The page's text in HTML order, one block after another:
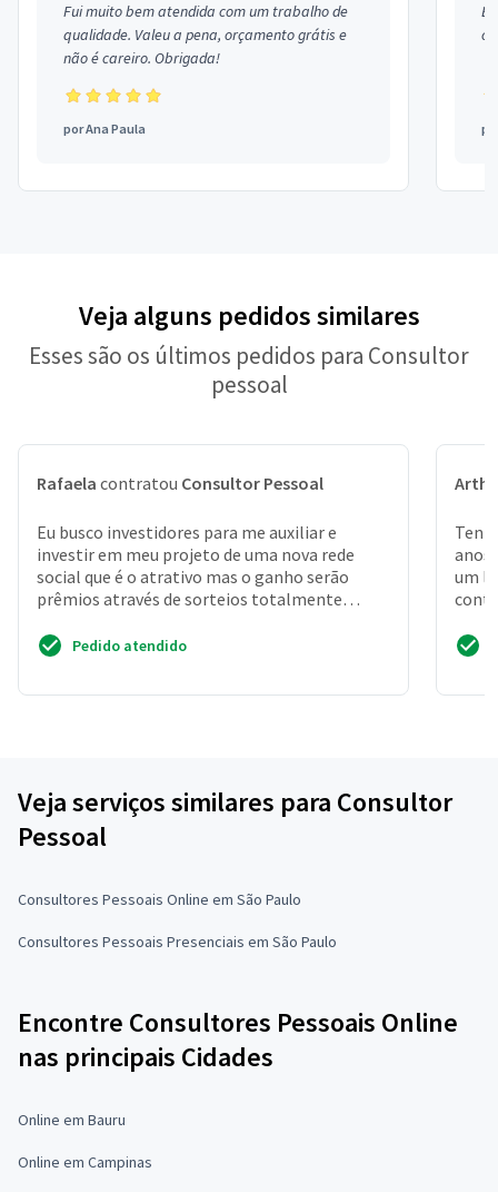
Fui muito bem atendida com um trabalho de
qualidade. Valeu a pena, orçamento grátis e
não é careiro. Obrigada!
porAna Paula
Veja alguns pedidos similares
Esses são os últimos pedidos para Consultor
pessoal
Rafaela contratou Consultor Pessoal
Eu busco investidores para me auxiliar e
investir em meu projeto de uma nova rede
social que é o atrativo mas o ganho serão
prêmios através de sorteios totalmente
Pedido atendido
anos
um
Veja serviços similares para Consultor
Pessoal
Consultores Pessoais Online em São Paulo
Consultores Pessoais Presenciais em São Paulo
Encontre Consultores Pessoais Online
nas principais Cidades
Online em Bauru
Online em Campinas